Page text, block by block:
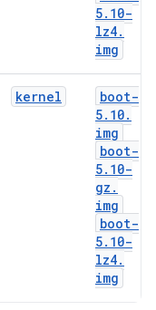
5. 10-
lz4.
img
kernel
boot-
5. 10.
img
boot-
5. 10-
gz .
img
boot-
5. 10-
lz4.
img